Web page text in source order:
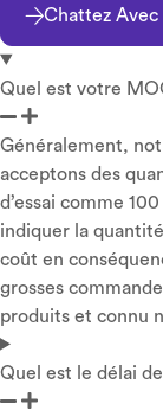
Chattez Avec
Quel est votre
Généralement,
acceptons des
d’essai comme
indiquer la
coût en
grosses
produits et connu
Quel est le délai